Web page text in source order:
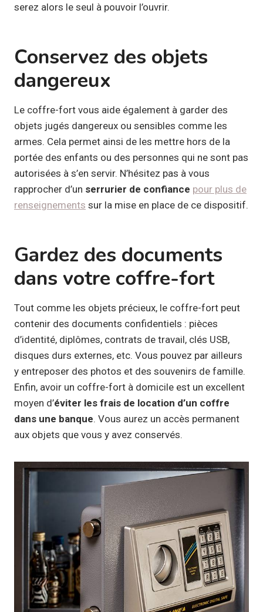
serez alors le seul à pouvoir l’ouvrir.
Conservez des objets
dangereux
Le coffre-fort vous aide également à garder des
objets jugés dangereux ou sensibles comme les
armes. Cela permet ainsi de les mettre hors de la
portée des enfants ou des personnes qui ne sont pas
autorisées à s’en servir. N’hésitez pas à vous
rapprocher d’un serrurier de confiance pour plus de
renseignements sur la mise en place de ce dispositif.
Gardez des documents
dans votre coffre-fort
Tout comme les objets précieux, le coffre-fort peut
contenir des documents confidentiels : pièces
d’identité, diplômes, contrats de travail, clés USB,
disques durs externes, etc. Vous pouvez par ailleurs
y entreposer des photos et des souvenirs de famille.
Enfin, avoir un coffre-fort à domicile est un excellent
moyen d’éviter les frais de location d’un coffre
dans une banque. Vous aurez un accès permanent
aux objets que vous y avez conservés.